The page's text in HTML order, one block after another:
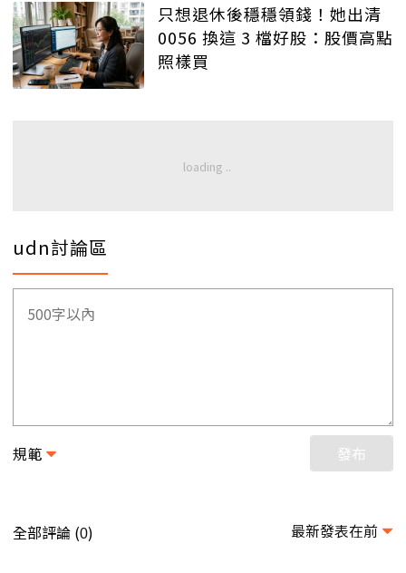
只想退休後穩穩領錢！她出清
0056 換這 3 檔好股：股價高點
照樣買
udn討論區
規範 發布
全部評論 (0) 最新發表在前